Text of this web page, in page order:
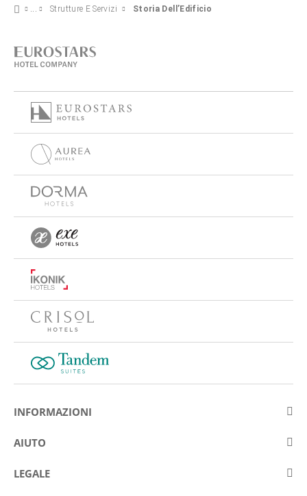
Strutture E Servizi Storia Dell’Edificio
INFORMAZIONI
Su Eurostars Hotel Company
Concorsis
AIUTO
Contattare
LEGALE